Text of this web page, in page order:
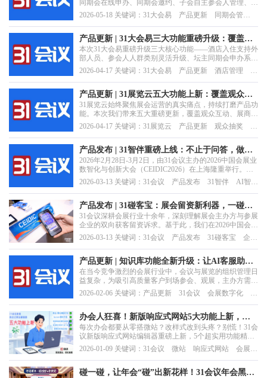
同期会在线申办、同期会邀约、子会自主参会人管理、闭
门会智能准入四大核心场景，打通主会与子会/承办方的
协作链路，实现从前期申办到后期邀约、参会人管理的全
流程数字化管控，让多会协同更高效、更省心。
2026-05-18 关键词：31大会易 产品更新 同期会管
产品更新 | 31大会易三大功能重磅升级：覆盖随
行人员入住、参会身份更改、同期会申办，让大
会管理更灵活、更高效、更省心
本次31大会易重磅升级三大核心功能——酒店入住支持外
部人员、参会人人群类别灵活升级、坛主同期会申办系
统，从住宿管理、身份管理到同期会筹备，全方位解决主
办方的管理痛点，让每一场大会都能轻松落地、高效运
行。
2026-04-17 关键词：31大会易 产品更新 酒店管理 参
产品更新 | 31展览云五大功能上新：覆盖观众抽
奖、证件信息复用、展团管理等，让展会运营更
高效，观众体验更出彩
31展览云始终聚焦展会运营的真实痛点，持续打磨产品功
能。本次我们带来五大重磅更新，覆盖观众互动、展商服
务、展团管理、商务对接等核心场景，帮助主办方进一步
降低运营成本，提升展会品质，打造更具吸引力的展览体
验。
2026-04-17 关键词：31展览云 产品更新 观众抽奖 展
产品发布 | 31智伴重磅上线：不止于问答，做您
全场景的会展智能伙伴
2026年2月28日-3月2日，由31会议主办的2026中国会展业
数智化与创新大会（CEIDIC2026）在上海隆重举行。大
会现场，31会议重磅发布了全新AI服务产品——"31智
2026-03-13 关键词：31会议 产品发布 31智伴 AI智能
产品发布 | 31碰客宝：展会留资新利器，一碰引
爆会展价值
31会议深耕会展行业十余年，深刻理解展会主办方与参展
企业的双向获客留资诉求。基于此，我们在2026中国会展
业数智化与创新大会上，重磅发布基于碰E碰技术打造的
全新数字化产品——31碰客宝。
2026-03-13 关键词：31会议 产品发布 31碰客宝 企业
产品更新 | 知识库功能全新升级：让AI客服助
手"懂规矩，有温度，能办事"
在当今竞争激烈的会展行业中，会议与展览的组织管理日
益复杂，为吸引高质量客户到场参会、观展，主办方需要
提供更加智能、高效的服务体验。AI助手的应用已成为
提升服务能力的关键手段，但市面上的许多产品仅仅停留
在"会回答问题"的层面——知识碎片化、响应不可控、治
理能力薄弱，导致AI助手常常"答非所问"或"胡言乱
语"，...
2026-02-06 关键词：产品更新 31会议 会展数字化 知
办会人狂喜！新版响应式网站5大功能上新，让
每一场会议筹备又快又出彩
每次办会都要从零搭微站？改样式改到头疼？别慌！31会
议新版响应式网站编辑器重磅上新，5个超实用功能精准
戳中办会痛点，从模板复用到氛围营造，全流程帮你省时
间、提质感，让每一场会议筹备都轻松拿捏～快来解锁这
些办会“黑科技”！
2026-01-09 关键词：31会议 微站 响应式网站 会展数
碰一碰，让年会“碰”出新花样！31会议年会黑科